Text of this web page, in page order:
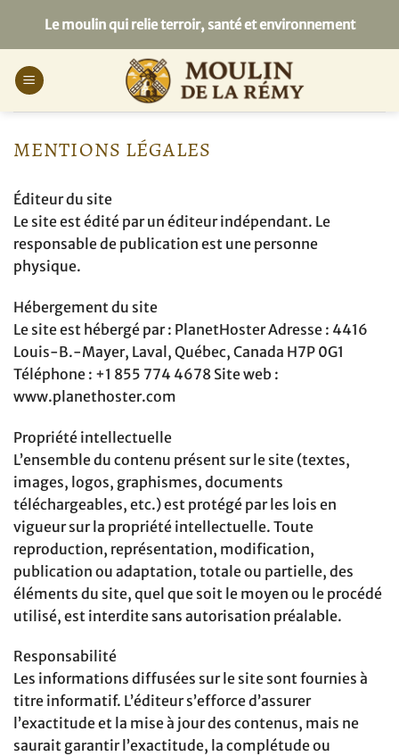
contenu
Le moulin qui relie terroir, santé et environnement
MENTIONS LÉGALES
Éditeur du site
Le site est édité par un éditeur indépendant. Le
responsable de publication est une personne
physique.
Hébergement du site
Le site est hébergé par : PlanetHoster Adresse : 4416
Louis-B.-Mayer, Laval, Québec, Canada H7P 0G1
Téléphone : +1 855 774 4678 Site web :
www.planethoster.com
Propriété intellectuelle
L’ensemble du contenu présent sur le site (textes,
images, logos, graphismes, documents
téléchargeables, etc.) est protégé par les lois en
vigueur sur la propriété intellectuelle. Toute
reproduction, représentation, modification,
publication ou adaptation, totale ou partielle, des
éléments du site, quel que soit le moyen ou le procédé
utilisé, est interdite sans autorisation préalable.
Responsabilité
Les informations diffusées sur le site sont fournies à
titre informatif. L’éditeur s’efforce d’assurer
l’exactitude et la mise à jour des contenus, mais ne
saurait garantir l’exactitude, la complétude ou